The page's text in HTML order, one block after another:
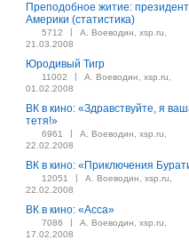
Преподобное житие: президент
Америки (статистика)
5712 |
А. Воеводин, xsp.ru,
21.03.2008
Юродивый Тигр
11002 |
А. Воеводин, xsp.ru,
01.02.2008
ВК в кино: «Здравствуйте, я
тетя!»
6961 |
А. Воеводин, xsp.ru,
22.02.2008
ВК в кино: «Приключения
12051 |
А. Воеводин, xsp.ru,
22.02.2008
ВК в кино: «Асса»
7086 |
А. Воеводин, xsp.ru,
17.02.2008